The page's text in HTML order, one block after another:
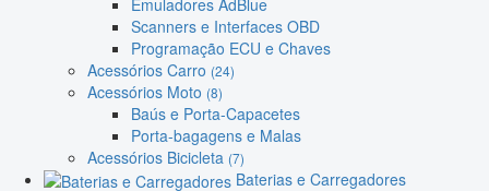
Scanners e Interfaces OBD
Programação ECU e Chaves
Acessórios Carro (24)
Acessórios Moto (8)
Baús e Porta-Capacetes
Porta-bagagens e Malas
Acessórios Bicicleta (7)
Baterias e Carregadores